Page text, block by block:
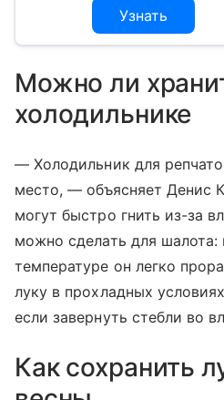
Узнать
Можно ли
холодильнике
— Холодильник для
место, — объясняет Денис
могут быстро гнить из-за
можно сделать для шалота:
температуре он легко
луку в прохладных
если завернуть стебли во
Как сохранить